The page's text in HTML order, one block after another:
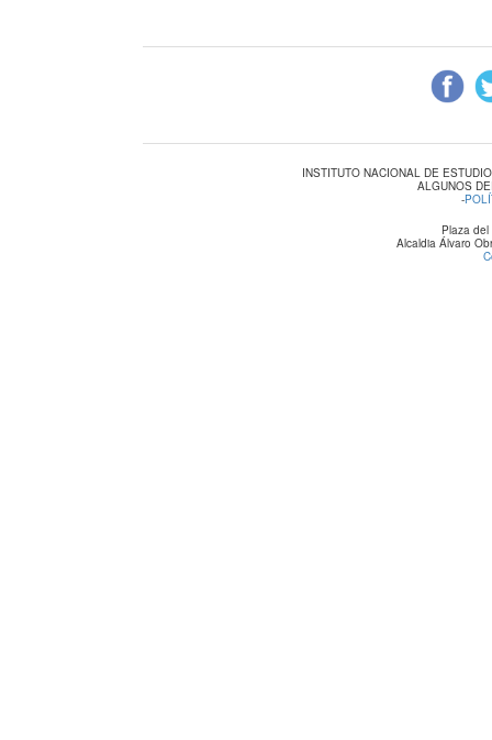
INSTITUTO NACIONAL DE
ALGUNOS
-
Plaza
Alcaldia Álvaro